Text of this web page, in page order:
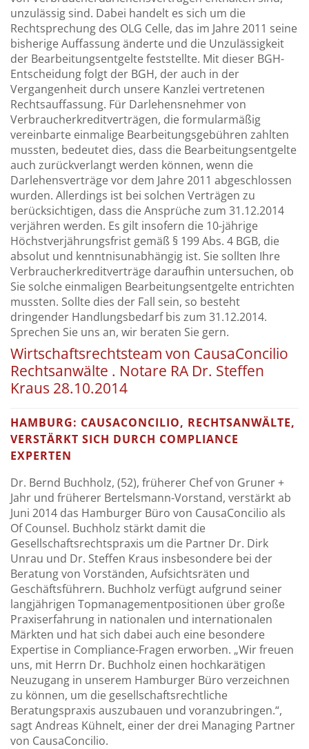
unzulässig sind. Dabei handelt es sich um die
Rechtsprechung des OLG Celle, das im Jahre 2011 seine
bisherige Auffassung änderte und die Unzulässigkeit
der Bearbeitungsentgelte feststellte. Mit dieser BGH-
Entscheidung folgt der BGH, der auch in der
Vergangenheit durch unsere Kanzlei vertretenen
Rechtsauffassung. Für Darlehensnehmer von
Verbraucherkreditverträgen, die formularmäßig
vereinbarte einmalige Bearbeitungsgebühren zahlten
mussten, bedeutet dies, dass die Bearbeitungsentgelte
auch zurückverlangt werden können, wenn die
Darlehensverträge vor dem Jahre 2011 abgeschlossen
wurden. Allerdings ist bei solchen Verträgen zu
berücksichtigen, dass die Ansprüche zum 31.12.2014
verjähren werden. Es gilt insofern die 10-jährige
Höchstverjährungsfrist gemäß § 199 Abs. 4 BGB, die
absolut und kenntnisunabhängig ist. Sie sollten Ihre
Verbraucherkreditverträge daraufhin untersuchen, ob
Sie solche einmaligen Bearbeitungsentgelte entrichten
mussten. Sollte dies der Fall sein, so besteht
dringender Handlungsbedarf bis zum 31.12.2014.
Sprechen Sie uns an, wir beraten Sie gern.
Wirtschaftsrechtsteam von CausaConcilio
Rechtsanwälte . Notare RA Dr. Steffen
Kraus 28.10.2014
HAMBURG: CAUSACONCILIO, RECHTSANWÄLTE,
VERSTÄRKT SICH DURCH COMPLIANCE
EXPERTEN
Dr. Bernd Buchholz, (52), früherer Chef von Gruner +
Jahr und früherer Bertelsmann-Vorstand, verstärkt ab
Juni 2014 das Hamburger Büro von CausaConcilio als
Of Counsel. Buchholz stärkt damit die
Gesellschaftsrechtspraxis um die Partner Dr. Dirk
Unrau und Dr. Steffen Kraus insbesondere bei der
Beratung von Vorständen, Aufsichtsräten und
Geschäftsführern. Buchholz verfügt aufgrund seiner
langjährigen Topmanagementpositionen über große
Praxiserfahrung in nationalen und internationalen
Märkten und hat sich dabei auch eine besondere
Expertise in Compliance-Fragen erworben. „Wir freuen
uns, mit Herrn Dr. Buchholz einen hochkarätigen
Neuzugang in unserem Hamburger Büro verzeichnen
zu können, um die gesellschaftsrechtliche
Beratungspraxis auszubauen und voranzubringen.“,
sagt Andreas Kühnelt, einer der drei Managing Partner
von CausaConcilio.